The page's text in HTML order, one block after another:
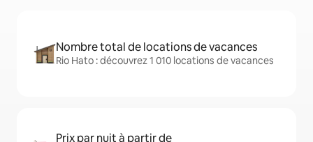
Nombre total de locations de vacances
Rio Hato : découvrez 1 010 locations de vacances
Prix par nuit à partir de